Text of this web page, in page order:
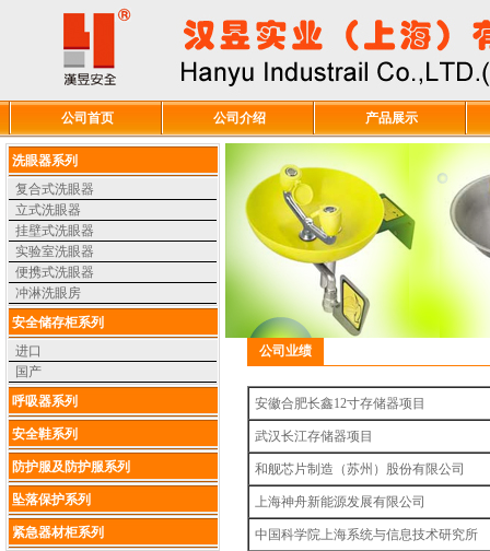
公司首页 公司介绍 产品展示
洗眼器系列
复合式洗眼器
立式洗眼器
挂壁式洗眼器
实验室洗眼器
便携式洗眼器
冲淋洗眼房
安全储存柜系列
进口
国产
呼吸器系列
安全鞋系列
防护服及防护服系列
坠落保护系列
紧急器材柜系列
公司业绩
安徽合肥长鑫12寸存储器项目
武汉长江存储器项目
和舰芯片制造（苏州）股份有限公司
上海神舟新能源发展有限公司
中国科学院上海系统与信息技术研究所